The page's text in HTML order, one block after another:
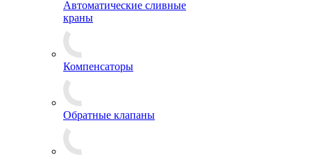
Автоматические сливные
краны
Компенсаторы
Обратные клапаны